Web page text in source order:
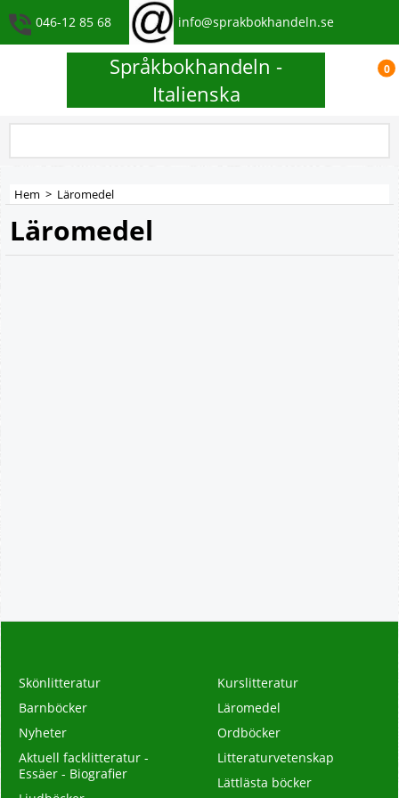
046-12 85 68 info@sprakbokhandeln.se
Språkbokhandeln -
Italienska
0
Hem > Läromedel
Läromedel
Skönlitteratur
Barnböcker
Nyheter
Aktuell facklitteratur -
Essäer - Biografier
Kurslitteratur
Läromedel
Ordböcker
Litteraturvetenskap
Lättlästa böcker